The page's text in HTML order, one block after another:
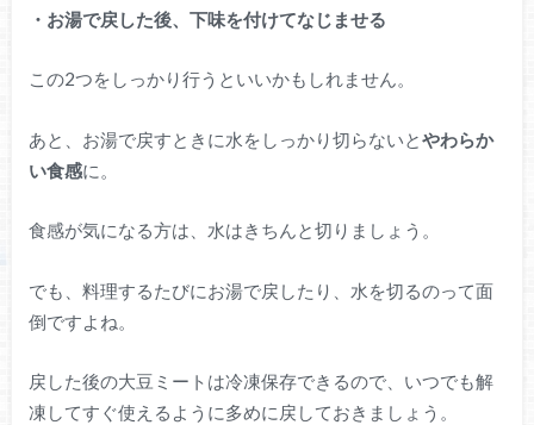
・お湯で戻した後、下味を付けてなじませる
この2つをしっかり行うといいかもしれません。
あと、お湯で戻すときに水をしっかり切らないとやわらか
い食感に。
食感が気になる方は、水はきちんと切りましょう。
でも、料理するたびにお湯で戻したり、水を切るのって面
倒ですよね。
戻した後の大豆ミートは冷凍保存できるので、いつでも解
凍してすぐ使えるように多めに戻しておきましょう。